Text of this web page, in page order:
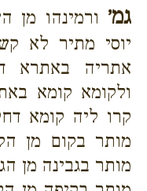
גמ׳ ורמינהו מן
יוסי מתיר לא
אתריה באתרא
ולקומא קומא
קרו ליה קומא
מותר בקום מן
מותר בגבינה מן